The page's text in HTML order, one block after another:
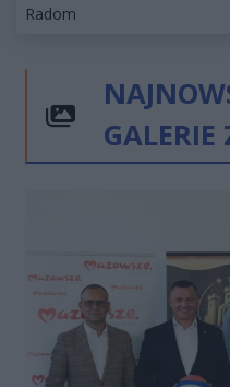
Kategorie artykułu:
Radom
GALERIE